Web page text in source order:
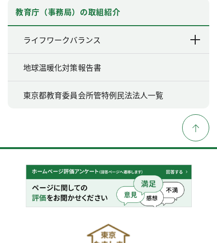
教育庁（事務局）の取組紹介
ライフワークバランス
地球温暖化対策報告書
東京都教育委員会所管特例民法法人一覧